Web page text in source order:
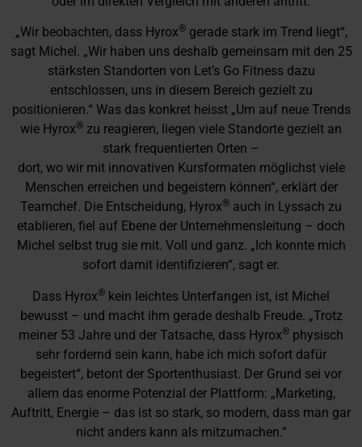
„Wir beobachten, dass Hyrox®gerade stark im Trend liegt“,
sagt Michel. „Wir haben uns deshalb gemeinsam mit den 25
stärksten Standorten von Let’s Go Fitness dazu
entschlossen, uns in diesem Bereich gezielt zu
positionieren.“ Was das konkret heisst „Um auf neue Trends
wie Hyrox® zu reagieren, liegen viele Standorte gezielt an
stark frequentierten Orten –
dort, wo wir mit innovativen Kursformaten möglichst viele
Menschen erreichen und begeistern können“, erklärt der
Teamchef. Die Entscheidung, Hyrox® auch in Lyssach zu
etablieren, fiel auf Ebene der Unternehmensleitung – doch
Michel selbst trug sie mit. Voll und ganz. „Ich konnte mich
sofort damit identifizieren“, sagt er.
Dass Hyrox® kein leichtes Unterfangen ist, ist Michel
bewusst – und macht ihm gerade deshalb Freude. „Trotz
meiner 53 Jahre und der Tatsache, dass Hyrox® physisch
sehr fordernd sein kann, habe ich mich sofort dafür
begeistert“, betont der Sportenthusiast. Der Grund sei vor
allem das enorme Potenzial der Plattform: „Marketing,
Auftritt, Energie – das ist so stark, so modern, dass man gar
nicht anders kann als mitzumachen.“